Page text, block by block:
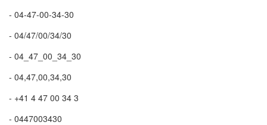
- 04-47-00-34-30
- 04/47/00/34/30
- 04_47_00_34_30
- 04,47,00,34,30
- +41 4 47 00 34 3
- 0447003430